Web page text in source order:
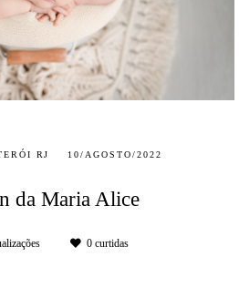
RJ 10/AGOSTO/2022
da Maria Alice
0curtidas